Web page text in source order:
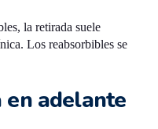
la retirada suele
Los reabsorbibles se
en adelante